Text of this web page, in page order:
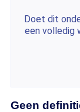
Doet dit
een volledig
Geen